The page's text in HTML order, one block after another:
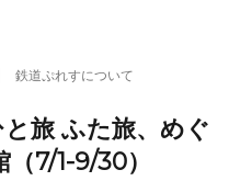
鉄道ぷれすについて
旅 ふた旅、めぐ
7/1-9/30）